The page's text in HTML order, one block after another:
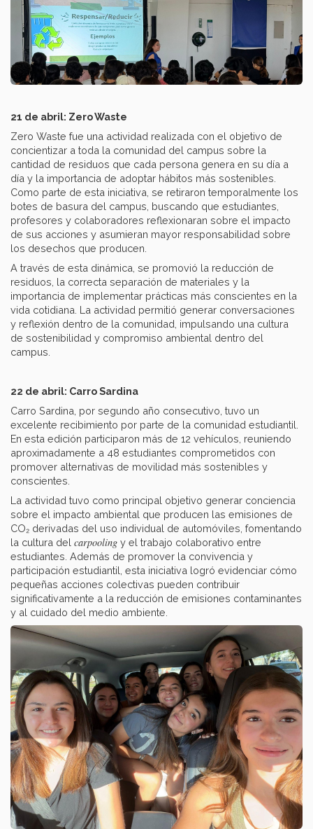
21 de abril: Zero Waste
Zero Waste fue una actividad realizada con el objetivo de
concientizar a toda la comunidad del campus sobre la
cantidad de residuos que cada persona genera en su día a
día y la importancia de adoptar hábitos más sostenibles.
Como parte de esta iniciativa, se retiraron temporalmente los
botes de basura del campus, buscando que estudiantes,
profesores y colaboradores reflexionaran sobre el impacto
de sus acciones y asumieran mayor responsabilidad sobre
los desechos que producen.
A través de esta dinámica, se promovió la reducción de
residuos, la correcta separación de materiales y la
importancia de implementar prácticas más conscientes en la
vida cotidiana. La actividad permitió generar conversaciones
y reflexión dentro de la comunidad, impulsando una cultura
de sostenibilidad y compromiso ambiental dentro del
campus.
22 de abril: Carro Sardina
Carro Sardina, por segundo año consecutivo, tuvo un
excelente recibimiento por parte de la comunidad estudiantil.
En esta edición participaron más de 12 vehículos, reuniendo
aproximadamente a 48 estudiantes comprometidos con
promover alternativas de movilidad más sostenibles y
conscientes.
La actividad tuvo como principal objetivo generar conciencia
sobre el impacto ambiental que producen las emisiones de
CO₂ derivadas del uso individual de automóviles, fomentando
la cultura del carpooling y el trabajo colaborativo entre
estudiantes. Además de promover la convivencia y
participación estudiantil, esta iniciativa logró evidenciar cómo
pequeñas acciones colectivas pueden contribuir
significativamente a la reducción de emisiones contaminantes
y al cuidado del medio ambiente.